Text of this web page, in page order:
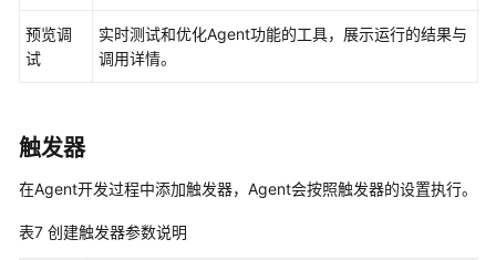
录
实
践
参
预览调
试
实时测试和优化Agent功能的工具，展示运行的结果与
调用详情。
触发器
在Agent开发过程中添加触发器，Agent会按照触发器的设置执行。
表7 创建触发器参数说明